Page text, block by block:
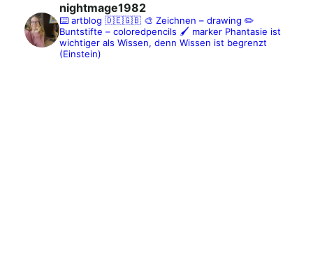
nightmage1982
⌨️ artblog 🇩🇪🇬🇧🎨 Zeichnen – drawing ✏️
Buntstifte – coloredpencils 🖌️ markerPhantasie ist
wichtiger als Wissen, denn Wissen ist begrenzt
(Einstein)